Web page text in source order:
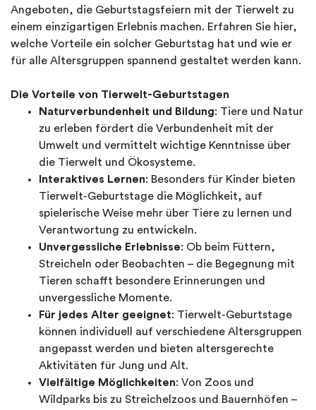
Angeboten, die Geburtstagsfeiern mit der Tierwelt zu
einem einzigartigen Erlebnis machen. Erfahren Sie hier,
welche Vorteile ein solcher Geburtstag hat und wie er
für alle Altersgruppen spannend gestaltet werden kann.
Die Vorteile von Tierwelt-Geburtstagen
Naturverbundenheit und Bildung: Tiere und Natur
zu erleben fördert die Verbundenheit mit der
Umwelt und vermittelt wichtige Kenntnisse über
die Tierwelt und Ökosysteme.
Interaktives Lernen: Besonders für Kinder bieten
Tierwelt-Geburtstage die Möglichkeit, auf
spielerische Weise mehr über Tiere zu lernen und
Verantwortung zu entwickeln.
Unvergessliche Erlebnisse: Ob beim Füttern,
Streicheln oder Beobachten – die Begegnung mit
Tieren schafft besondere Erinnerungen und
unvergessliche Momente.
Für jedes Alter geeignet: Tierwelt-Geburtstage
können individuell auf verschiedene Altersgruppen
angepasst werden und bieten altersgerechte
Aktivitäten für Jung und Alt.
Vielfältige Möglichkeiten: Von Zoos und
Wildparks bis zu Streichelzoos und Bauernhöfen –